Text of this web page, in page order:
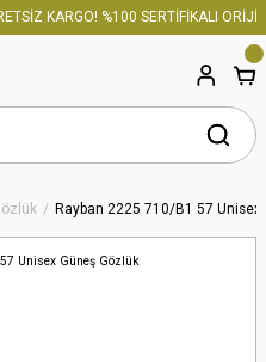
KARGO! %100 SERTİFİKALI
Rayban 2225 710/B1 57 Unisex